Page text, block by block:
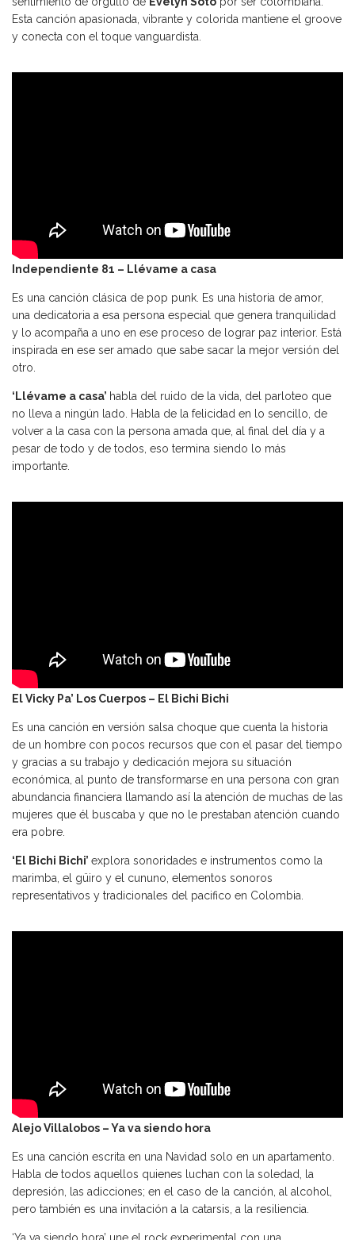
Esta canción apasionada, vibrante y colorida mantiene el groove
y conecta con el toque vanguardista.
Independiente 81 – Llévame a casa
Es una canción clásica de pop punk. Es una historia de amor,
una dedicatoria a esa persona especial que genera tranquilidad
y lo acompaña a uno en ese proceso de lograr paz interior. Está
inspirada en ese ser amado que sabe sacar la mejor versión del
otro.
‘Llévame a casa’ habla del ruido de la vida, del parloteo que
no lleva a ningún lado. Habla de la felicidad en lo sencillo, de
volver a la casa con la persona amada que, al final del día y a
pesar de todo y de todos, eso termina siendo lo más
importante.
El Vicky Pa’ Los Cuerpos – El Bichi Bichi
Es una canción en versión salsa choque que cuenta la historia
de un hombre con pocos recursos que con el pasar del tiempo
y gracias a su trabajo y dedicación mejora su situación
económica, al punto de transformarse en una persona con gran
abundancia financiera llamando así la atención de muchas de las
mujeres que él buscaba y que no le prestaban atención cuando
era pobre.
‘El Bichi Bichi’ explora sonoridades e instrumentos como la
marimba, el güiro y el cununo, elementos sonoros
representativos y tradicionales del pacifico en Colombia.
Alejo Villalobos – Ya va siendo hora
Es una canción escrita en una Navidad solo en un apartamento.
Habla de todos aquellos quienes luchan con la soledad, la
depresión, las adicciones; en el caso de la canción, al alcohol,
pero también es una invitación a la catarsis, a la resiliencia.